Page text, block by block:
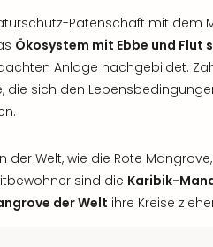
Patenschaft mit dem
Ökosystem mit Ebbe und Flut
Anlage nachgebildet.
die sich den
der Welt, wie die Rote
sind die Karibik-
der Welt ihre Kreise